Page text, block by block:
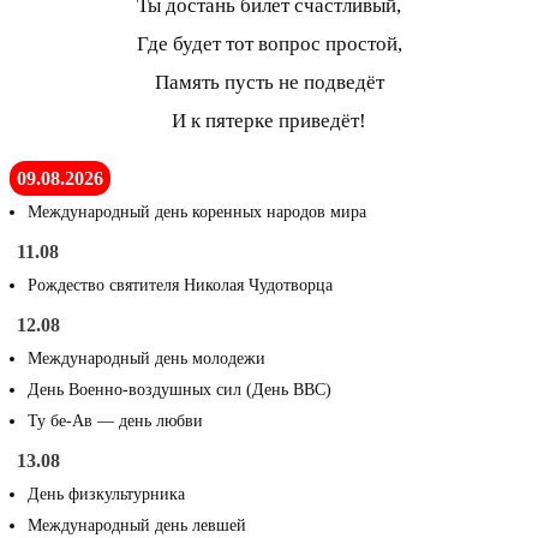
Ты достань билет счастливый,
Где будет тот вопрос простой,
Память пусть не подведёт
И к пятерке приведёт!
09.08.2026
Международный день коренных народов мира
11.08
Рождество святителя Николая Чудотворца
12.08
Международный день молодежи
День Военно-воздушных сил (День ВВС)
Ту бе-Ав — день любви
13.08
День физкультурника
Международный день левшей